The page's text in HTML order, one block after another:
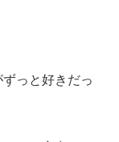
っと好きだっ